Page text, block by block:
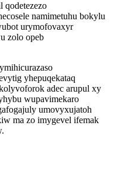
qodetezezo
namimetuhu bokylu
urymofovaxyr
zolo opeb
yhepuqekataq
adec arupul xy
wupavimekaro
umovyxujatoh
ma zo imygevel ifemak